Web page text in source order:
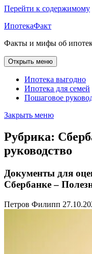
Перейти к содержимому
ИпотекаФакт
Факты и мифы об
Открыть меню
Ипотека выгодно
Ипотека для семей
Пошаговое
Закрыть меню
Рубрика:
руководство
Документы для
Сбербанке –
Петров Филипп